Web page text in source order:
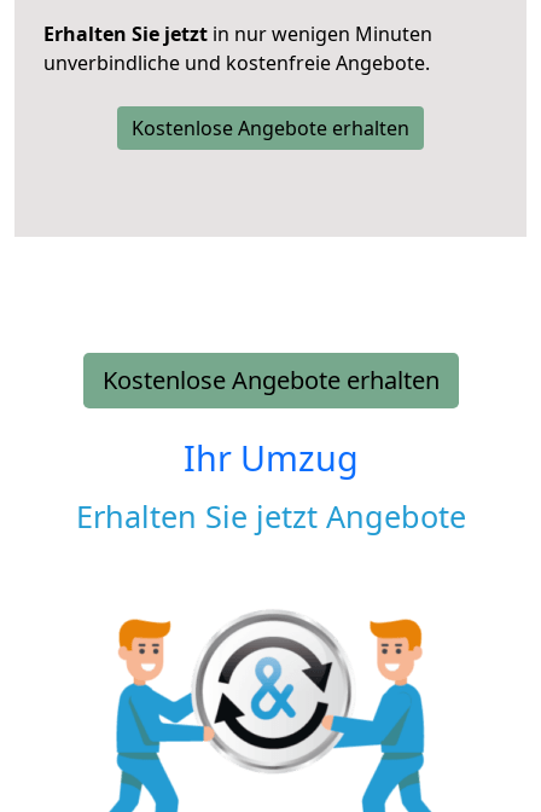
Erhalten Sie jetzt in nur wenigen Minuten
unverbindliche und kostenfreie Angebote.
Kostenlose Angebote erhalten
Kostenlose Angebote erhalten
Ihr Umzug
Erhalten Sie jetzt Angebote